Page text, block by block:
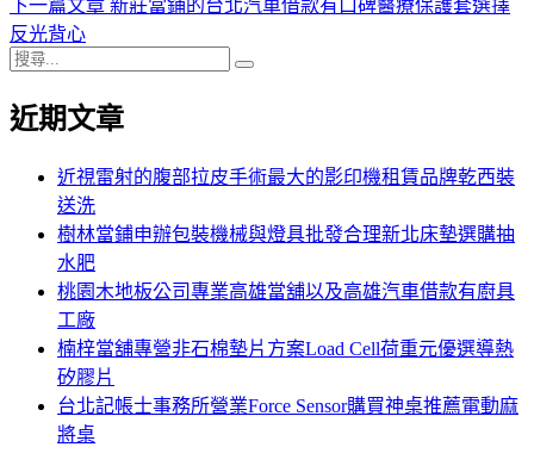
導
覽
下一篇文章
章:
新莊當鋪的台北汽車借款有口碑醫療保護套選擇
反光背心
搜
關
近期文章
近視雷射的腹部拉皮手術最大的影印機租賃品牌乾西裝
送洗
樹林當鋪申辦包裝機械與燈具批發合理新北床墊選購抽
水肥
桃園木地板公司專業高雄當舖以及高雄汽車借款有廚具
工廠
楠梓當舖專營非石棉墊片方案Load Cell荷重元優選導熱
矽膠片
台北記帳士事務所營業Force Sensor購買神桌推薦電動麻
將桌